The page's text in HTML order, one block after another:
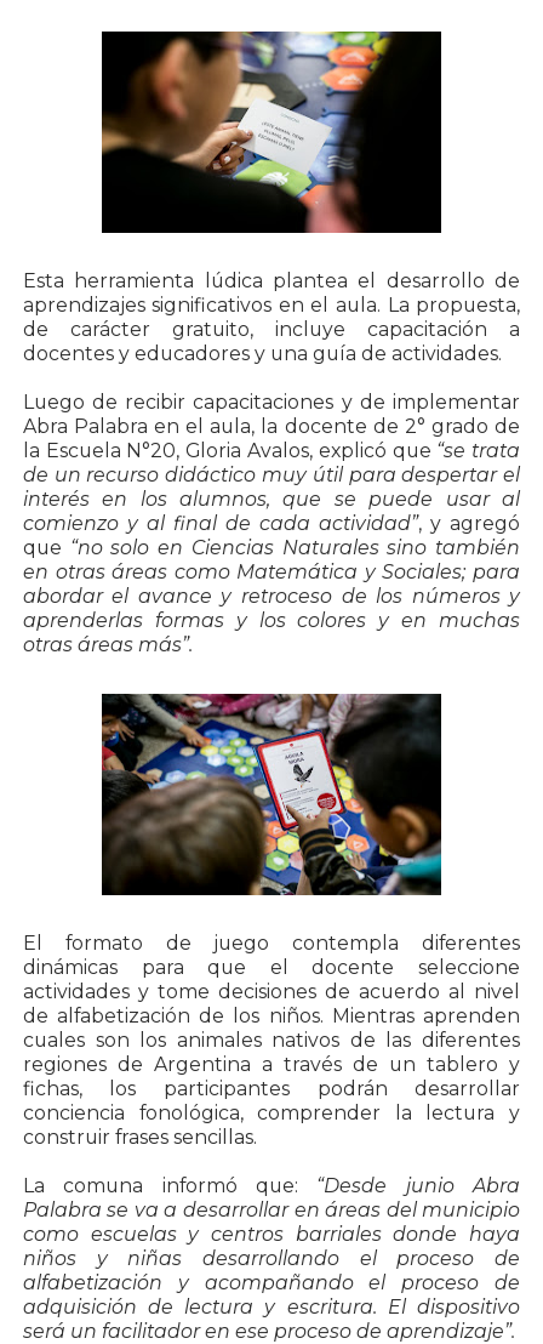
Esta herramienta lúdica plantea el desarrollo de
aprendizajes significativos en el aula. La propuesta,
de carácter gratuito, incluye capacitación a
docentes y educadores y una guía de actividades.
Luego de recibir capacitaciones y de implementar
Abra Palabra en el aula, la docente de 2° grado de
la Escuela N°20, Gloria Avalos, explicó que “se trata
de un recurso didáctico muy útil para despertar el
interés en los alumnos, que se puede usar al
comienzo y al final de cada actividad”, y agregó
que “no solo en Ciencias Naturales sino también
en otras áreas como Matemática y Sociales; para
abordar el avance y retroceso de los números y
aprenderlas formas y los colores y en muchas
otras áreas más”.
El formato de juego contempla diferentes
dinámicas para que el docente seleccione
actividades y tome decisiones de acuerdo al nivel
de alfabetización de los niños. Mientras aprenden
cuales son los animales nativos de las diferentes
regiones de Argentina a través de un tablero y
fichas, los participantes podrán desarrollar
conciencia fonológica, comprender la lectura y
construir frases sencillas.
La comuna informó que: “Desde junio Abra
Palabra se va a desarrollar en áreas del municipio
como escuelas y centros barriales donde haya
niños y niñas desarrollando el proceso de
alfabetización y acompañando el proceso de
adquisición de lectura y escritura. El dispositivo
será un facilitador en ese proceso de aprendizaje”.